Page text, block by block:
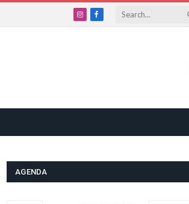
InstagramFacebook
AGENDA